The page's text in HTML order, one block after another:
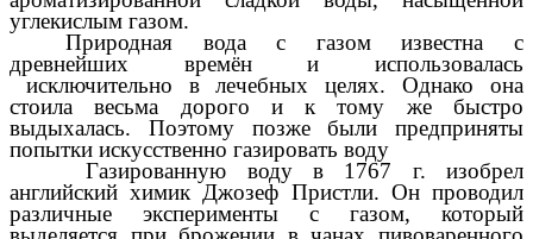
углекислым газом.
Природная вода с газом известна с
древнейших времён и использовалась
исключительно в лечебных целях. Однако она
стоила весьма дорого и к тому же быстро
выдыхалась. Поэтому позже были предприняты
попытки искусственно газировать воду
Газированную воду в 1767 г. изобрел
английский химик Джозеф Пристли. Он проводил
различные эксперименты с газом, который